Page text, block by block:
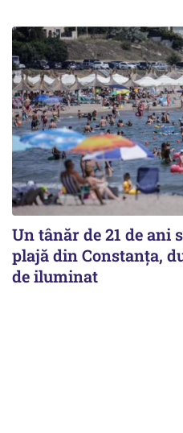
Un tânăr de 21 de ani
plajă din Constanța,
de iluminat